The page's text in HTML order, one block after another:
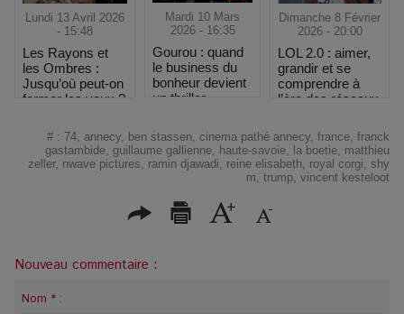
Lundi 13 Avril 2026
- 15:48
Les Rayons et
les Ombres :
Jusqu’où peut-on
fermer les yeux ?
Mardi 10 Mars
2026 - 16:35
Gourou : quand
le business du
bonheur devient
un thriller
Dimanche 8 Février
2026 - 20:00
LOL 2.0 : aimer,
grandir et se
comprendre à
l’ère des réseaux
# : 74 annecy ben stassen cinema pathé annecy france franck
gastambide guillaume gallienne haute-savoie la boetie matthieu
zeller, nwave pictures ramin djawadi reine elisabeth royal corgi shy
m trump vincent kesteloot
Nouveau commentaire :
Nom * :